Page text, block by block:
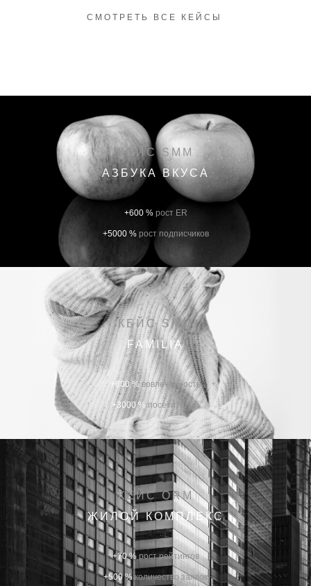
СМОТРЕТЬ ВСЕ КЕЙСЫ
КЕЙС SMM
АЗБУКА ВКУСА
+600 % рост ER
+5000 % рост подписчиков
КЕЙС SMM
FAMILIA
+800 %вовлеченность
+3000 %посетителей
КЕЙС ORM
ЖИЛОЙ КОМПЛЕКС
+70 %рост рейтингов
+500 % количество заявок